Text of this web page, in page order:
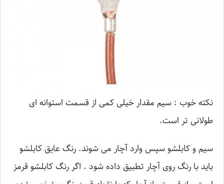
نکته خوب : سیم مقدار خیلی کمی از قسمت استوانه ای
طولانی تر است.
سیم و کابلشو سپس وارد آچار می شوند. رنگ عایق کابلشو
باید با رنگ روی آچار تطبیق داده شود . اگر رنگ کابلشو قرمز